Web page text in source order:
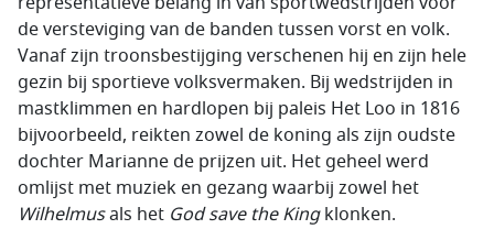
de versteviging van de banden tussen vorst en volk.
Vanaf zijn troonsbestijging verschenen hij en zijn hele
gezin bij sportieve volksvermaken. Bij wedstrijden in
mastklimmen en hardlopen bij paleis Het Loo in 1816
bijvoorbeeld, reikten zowel de koning als zijn oudste
dochter Marianne de prijzen uit. Het geheel werd
omlijst met muziek en gezang waarbij zowel het
Wilhelmusals het God save the Kingklonken.